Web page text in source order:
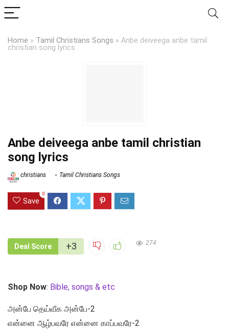
Home » Tamil Christians Songs » Anbe deiveega anbe tamil
christian song lyrics
Anbe deiveega anbe tamil christian
song lyrics
christians Tamil Christians Songs
Save
0
Deal Score +3 274
Shop Now: Bible, songs & etc
அன்பே தெய்வீக அன்பே-2
என்னை ஆழ்பவரே என்னை காப்பவரே-2